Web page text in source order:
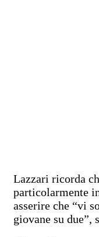
Lazzari ricorda
particolarmente
asserire che “vi
giovane su due”,